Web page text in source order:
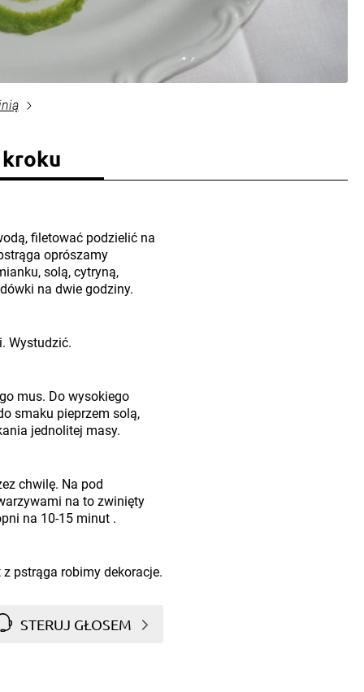
filetować podzielić na
oprószamy
solą, cytryną,
na dwie godziny.
Wystudzić.
mus. Do wysokiego
smaku pieprzem solą,
jednolitej masy.
chwilę. Na pod
na to zwinięty
na 10-15 minut .
pstrąga robimy dekoracje.
STERUJ GŁOSEM